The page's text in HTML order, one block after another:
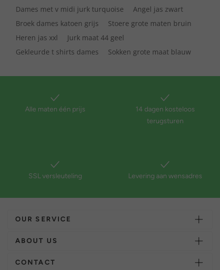
Dames met v midi jurk turquoise
Angel jas zwart
Broek dames katoen grijs
Stoere grote maten bruin
Heren jas xxl
Jurk maat 44 geel
Gekleurde t shirts dames
Sokken grote maat blauw
Alle maten één prijs
14 dagen kosteloos
terugsturen
SSL versleuteling Levering aan wensadres
OUR SERVICE
ABOUT US
CONTACT